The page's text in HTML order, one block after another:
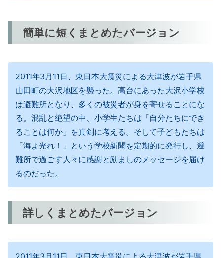
簡単に短くまとめたバージョン
2011年3月11日、東日本大震災による大津波が岩手県
山田町の大沢地区を襲った。高台にあった大沢小学校
は避難所となり、多くの被災者が身を寄せることにな
る。混乱と絶望の中、小学生たちは「自分たちにでき
ることは何か」を真剣に考える。そして子どもたちは
「海よ光れ！」という学校新聞を定期的に発行し、避
難所で過ごす人々に感謝と励ましのメッセージを届け
るのだった。
詳しくまとめたバージョン